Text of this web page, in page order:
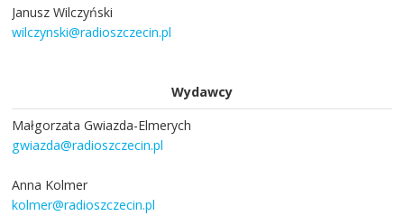
Janusz Wilczyński
wilczynski@radioszczecin.pl
Wydawcy
Małgorzata Gwiazda-Elmerych
gwiazda@radioszczecin.pl
Anna Kolmer
kolmer@radioszczecin.pl